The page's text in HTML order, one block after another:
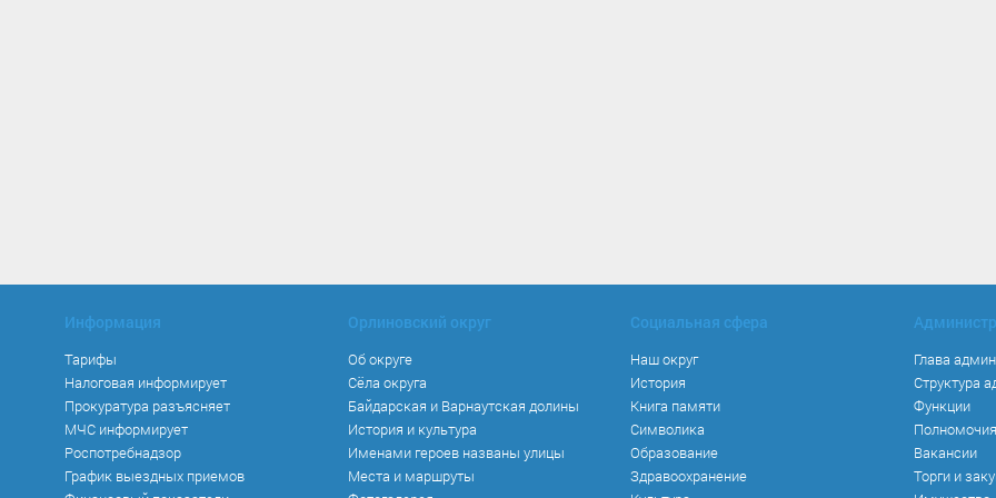
Информация
Тарифы
Налоговая информирует
Прокуратура разъясняет
МЧС информирует
Роспотребнадзор
График выездных приемов
Орлиновский округ
Об округе
Сёла округа
Байдарская и Варнаутская долины
История и культура
Именами героев названы улицы
Места и маршруты
Социальная сфера
Наш округ
История
Книга памяти
Символика
Образование
Здравоохранение
Глава
Структура
Функции
Полномочия
Вакансии
Торги и